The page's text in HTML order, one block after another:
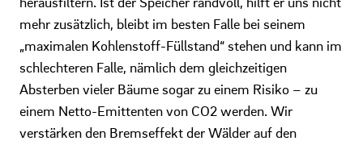
mehr zusätzlich, bleibt im besten Falle bei seinem
„maximalen Kohlenstoff-Füllstand“ stehen und kann im
schlechteren Falle, nämlich dem gleichzeitigen
Absterben vieler Bäume sogar zu einem Risiko – zu
einem Netto-Emittenten von CO2 werden. Wir
verstärken den Bremseffekt der Wälder auf den